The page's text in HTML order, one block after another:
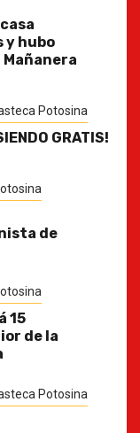
y hubo
Potosina
GRATIS!
de
15
de la
Potosina